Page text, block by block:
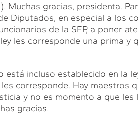
Muchas gracias, presidenta.
Diputados, en especial a los
de la SEP, a poner
les corresponde una prima y
incluso establecido en la
corresponde. Hay maestros
y no es momento a que les
gracias.